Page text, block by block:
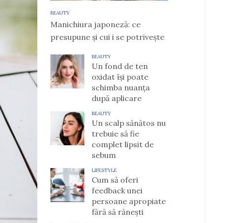
BEAUTY
Manichiura japoneză: ce
presupune și cui i se potrivește
BEAUTY
Un fond de ten
oxidat își poate
schimba nuanța
după aplicare
BEAUTY
Un scalp sănătos nu
trebuie să fie
complet lipsit de
sebum
LIFESTYLE
Cum să oferi
feedback unei
persoane apropiate
fără să rănești